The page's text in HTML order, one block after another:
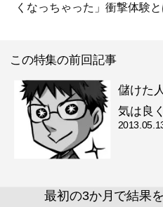
くなっちゃった」衝撃体験
この特集の前回記事
儲けた
気は良
最初の3か月で結果